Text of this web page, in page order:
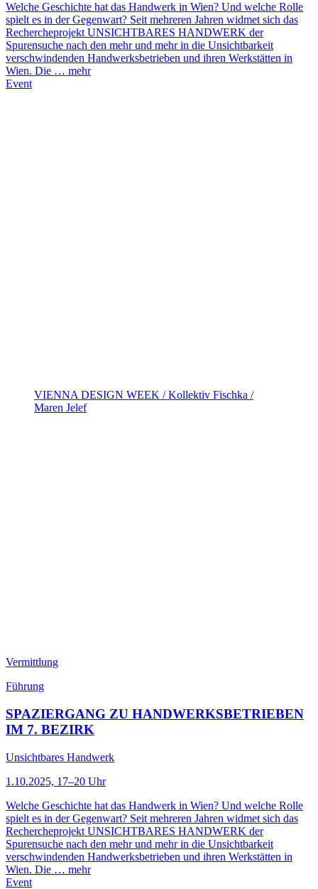
Welche Geschichte hat das Handwerk in Wien? Und welche Rolle
spielt es in der Gegenwart? Seit mehreren Jahren widmet sich das
Rechercheprojekt UNSICHTBARES HANDWERK der
Spurensuche nach den mehr und mehr in die Unsichtbarkeit
verschwindenden Handwerksbetrieben und ihren Werkstätten in
Wien. Die … mehr
Event
VIENNA DESIGN WEEK / Kollektiv Fischka /
Maren Jelef
Vermittlung
Führung
SPAZIERGANG ZU HANDWERKSBETRIEBEN
IM 7. BEZIRK
Unsichtbares Handwerk
1.10.2025, 17–20 Uhr
Welche Geschichte hat das Handwerk in Wien? Und welche Rolle
spielt es in der Gegenwart? Seit mehreren Jahren widmet sich das
Rechercheprojekt UNSICHTBARES HANDWERK der
Spurensuche nach den mehr und mehr in die Unsichtbarkeit
verschwindenden Handwerksbetrieben und ihren Werkstätten in
Wien. Die … mehr
Event